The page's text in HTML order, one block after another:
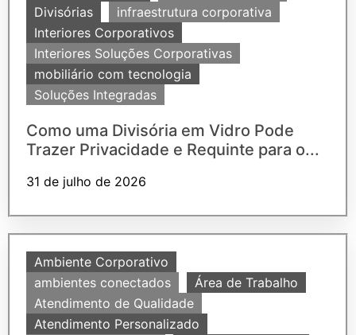
Divisórias
infraestrutura corporativa
Interiores Corporativos
Interiores Soluções Corporativas
mobiliário com tecnologia
Soluções Integradas
Como uma Divisória em Vidro Pode
Trazer Privacidade e Requinte para o...
31 de julho de 2026
Ambiente Corporativo
ambientes conectados
Área de Trabalho
Atendimento de Qualidade
Atendimento Personalizado